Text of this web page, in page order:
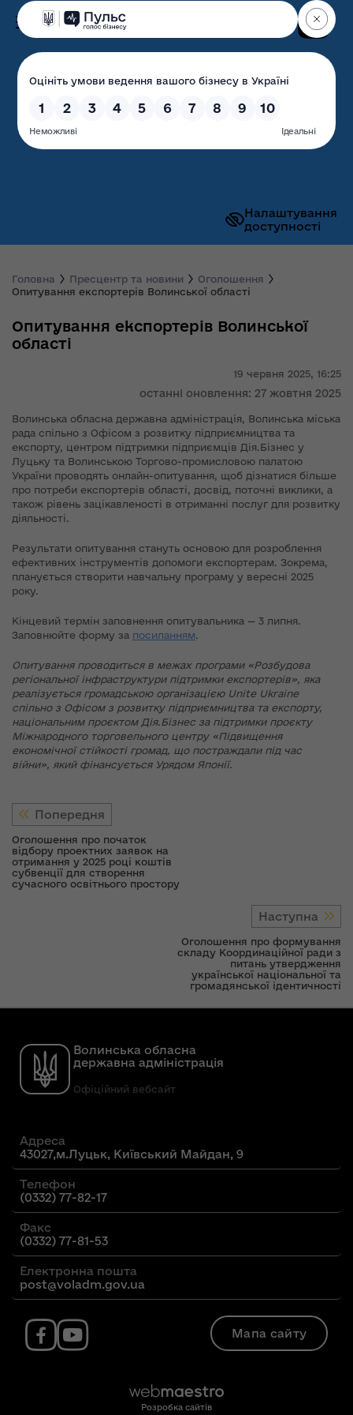
Налаштування
доступності
Волинська обласна
державна адміністрація
Головна Пресцентр та новини
Оголошення
Опитування експортерів Волинської області
19 червня 2025, 16:25
останні оновлення: 27 жовтня 2025
Опитування експортерів Волинської
області
Волинська обласна державна адміністрація, Волинська міська
рада спільно з Офісом з розвитку підприємництва та
експорту, центром підтримки підприємців Дія.Бізнес у
Луцьку та Волинською Торгово-промисловою палатою
України проводять онлайн-опитування, щоб дізнатися більше
про потреби експортерів області, досвід, поточні виклики, а
також рівень зацікавленості в отриманні послуг для розвитку
діяльності.
Результати опитування стануть основою для розроблення
ефективних інструментів допомоги експортерам. Зокрема,
планується створити навчальну програму у вересні 2025
року.
Кінцевий термін заповнення опитувальника — 3 липня.
Заповнюйте форму за посиланням.
Опитування проводиться в межах програми «Розбудова
регіональної інфраструктури підтримки експортерів», яка
реалізується громадською організацією Unite Ukraine
спільно з Офісом з розвитку підприємництва та експорту,
національним проєктом Дія.Бізнес за підтримки проєкту
Міжнародного торговельного центру «Підвищення
економічної стійкості громад, що постраждали під час
війни», який фінансується Урядом Японії.
Попередня
Оголошення про початок
відбору проектних заявок на
отримання у 2025 році коштів
субвенції для створення
сучасного освітнього простору
Наступна
Оголошення про формування
складу Координаційної ради з
питань утвердження
української національної та
громадянської ідентичності
Волинська обласна
державна адміністрація
Офіційний вебсайт
Адреса
43027,м.Луцьк, Київський Майдан, 9
Телефон
(0332) 77-82-17
Факс
(0332) 77-81-53
Електронна пошта
post@voladm.gov.ua
Мапа сайту
Розробка сайтів